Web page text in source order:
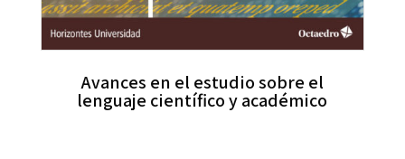
Avances en el estudio sobre el
lenguaje científico y académico